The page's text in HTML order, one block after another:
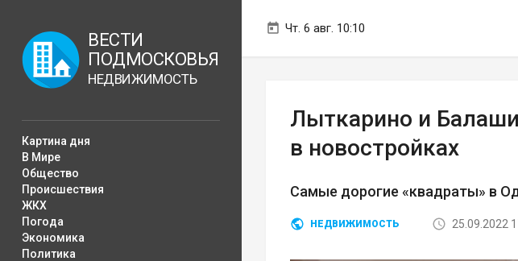
Чт. 6 авг. 10:10
ВЕСТИ
ПОДМОСКОВЬЯ
НЕДВИЖИМОСТЬ
Картина дня
В Мире
Общество
Происшествия
ЖКХ
Погода
Экономика
Политика
Лыткарино и
в новостройках
Самые дорогие «квадраты» в
НЕДВИЖИМОСТЬ 25.09.2022